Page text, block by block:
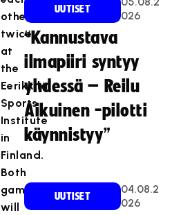
other
twice
at
the
Eerikkilä
Sports
Institute
in
Finland.
Both
games
will
UUTISET
026
“Kannustava
ilmapiiri syntyy
yhdessä – Reilu
Aikuinen -pilotti
käynnistyy”
UUTISET
04.08.2
026